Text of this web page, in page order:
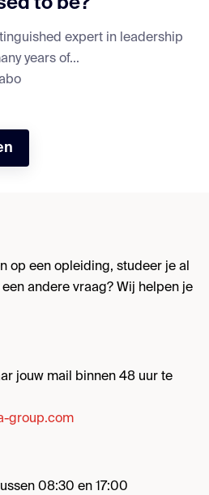
expert in leadership
years of...
op een opleiding, studeer je al
andere vraag? Wij helpen je
jouw mail binnen 48 uur te
group.com
08:30 en 17:00